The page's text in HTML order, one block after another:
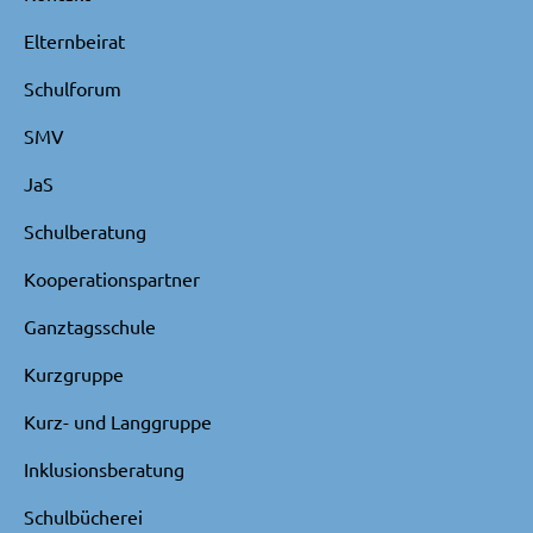
Elternbeirat
Schulforum
SMV
JaS
Schulberatung
Kooperationspartner
Ganztagsschule
Kurzgruppe
Kurz- und Langgruppe
Inklusionsberatung
Schulbücherei